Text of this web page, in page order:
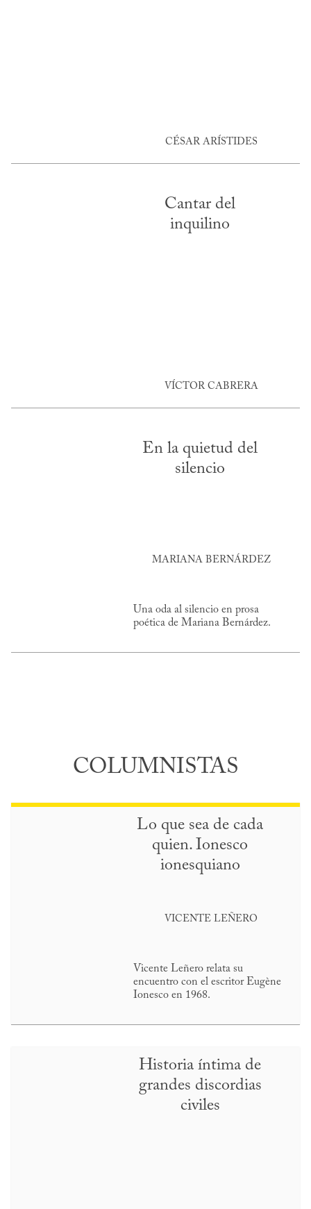
CÉSAR ARÍSTIDES
Cantar del
inquilino
VÍCTOR CABRERA
En la quietud del
silencio
MARIANA BERNÁRDEZ
Una oda al silencio en prosa
poética de Mariana Bernárdez.
COLUMNISTAS
Lo que sea de cada
quien. Ionesco
ionesquiano
VICENTE LEÑERO
Vicente Leñero relata su
encuentro con el escritor Eugène
Ionesco en 1968.
Historia íntima de
grandes discordias
civiles